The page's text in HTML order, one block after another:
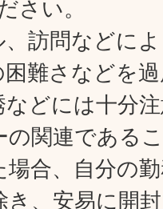
さい。
、訪問などに
難さなどを
どには十分
の関連である
合、自分の
き、安易に開